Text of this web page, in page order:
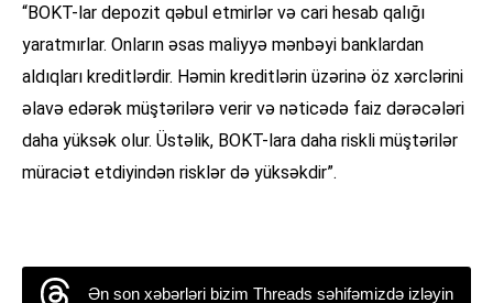
“BOKT-lar depozit qəbul etmirlər və cari hesab qalığı
yaratmırlar. Onların əsas maliyyə mənbəyi banklardan
aldıqları kreditlərdir. Həmin kreditlərin üzərinə öz xərclərini
əlavə edərək müştərilərə verir və nəticədə faiz dərəcələri
daha yüksək olur. Üstəlik, BOKT-lara daha riskli müştərilər
müraciət etdiyindən risklər də yüksəkdir”.
Ən son xəbərləri bizim Threads səhifəmizdə izləyin